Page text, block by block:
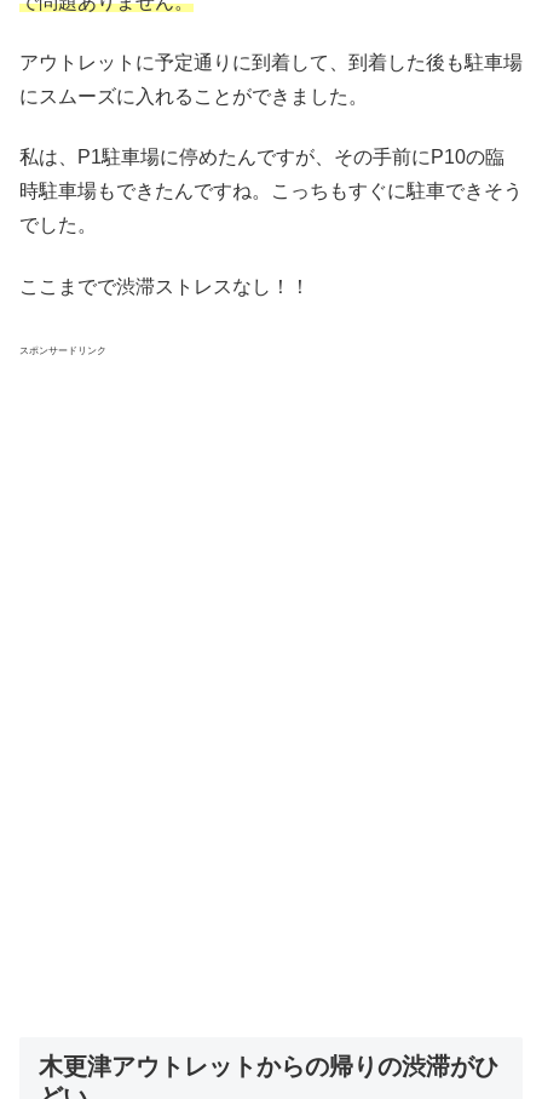
アウトレットに予定通りに到着して、到着した後も駐車場
にスムーズに入れることができました。
私は、P1駐車場に停めたんですが、その手前にP10の臨
時駐車場もできたんですね。こっちもすぐに駐車できそう
でした。
ここまでで渋滞ストレスなし！！
スポンサードリンク
木更津アウトレットからの帰りの渋滞がひ